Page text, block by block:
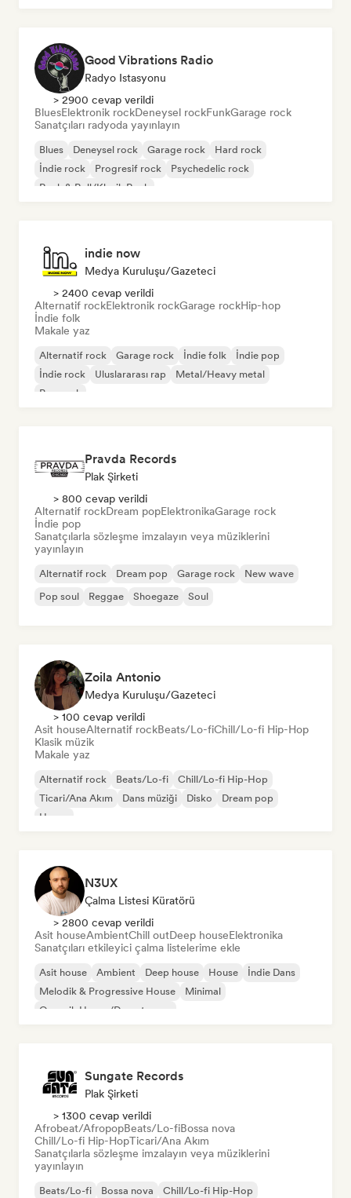
Good Vibrations Radio
Radyo Istasyonu
> 2900 cevap verildi
BluesElektronik rockDeneysel rockFunkGarage rock
Sanatçıları radyoda yayınlayın
Blues Deneysel rock Garage rock
Hard rock
İndie rock
Progresif rock
Psychedelic rock
Rock & Roll/Klasik Rock
indie now
Medya Kuruluşu/Gazeteci
> 2400 cevap verildi
Alternatif rockElektronik rockGarage rockHip-hop
İndie folk
Makale yaz
Alternatif rock Garage rock İndie folk
İndie pop
İndie rock
Uluslararası rap
Metal/Heavy metal
Pop rock
Pravda Records
Plak Şirketi
> 800 cevap verildi
Alternatif rockDream popElektronikaGarage rock
İndie pop
Sanatçılarla sözleşme imzalayın veya müziklerini
yayınlayın
Alternatif rock Dream pop Garage rock
New wave
Pop soul
Reggae Shoegaze Soul
Zoila Antonio
Medya Kuruluşu/Gazeteci
> 100 cevap verildi
Asit houseAlternatif rockBeats/Lo-fiChill/Lo-fi Hip-Hop
Klasik müzik
Makale yaz
Alternatif rock Beats/Lo-fi
Chill/Lo-fi Hip-Hop
Ticari/Ana Akım
Dans müziği Disko
Dream pop
House
N3UX
Çalma Listesi Küratörü
> 2800 cevap verildi
Asit houseAmbientChill outDeep houseElektronika
Sanatçıları etkileyici çalma listelerime ekle
Asit house Ambient Deep house House
İndie Dans
Melodik & Progressive House
Minimal
Organik House/Downtempo
Sungate Records
Plak Şirketi
> 1300 cevap verildi
Afrobeat/AfropopBeats/Lo-fiBossa nova
Chill/Lo-fi Hip-HopTicari/Ana Akım
Sanatçılarla sözleşme imzalayın veya müziklerini
yayınlayın
Beats/Lo-fi Bossa nova
Chill/Lo-fi Hip-Hop